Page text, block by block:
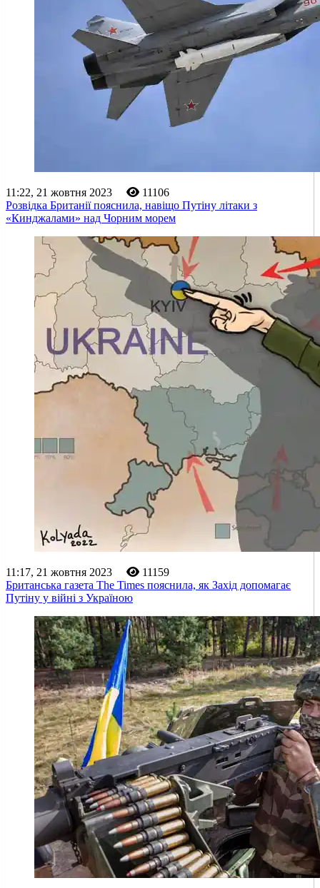
11:22, 21 жовтня 2023
11106
Розвідка Британії пояснила, навіщо Путіну літаки з
«Кинджалами» над Чорним морем
11:17, 21 жовтня 2023
11159
Британська газета The Times пояснила, як Захід допомагає
Путіну у війні з Україною